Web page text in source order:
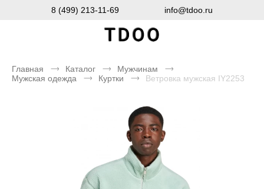
8 (499) 213-11-69 info@tdoo.ru
Главная Каталог
Мужчинам
Мужская одежда
Куртки Ветровка мужская IY2253